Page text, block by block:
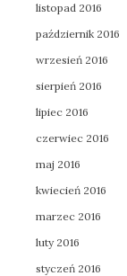
listopad 2016
październik 2016
wrzesień 2016
sierpień 2016
lipiec 2016
czerwiec 2016
maj 2016
kwiecień 2016
marzec 2016
luty 2016
styczeń 2016